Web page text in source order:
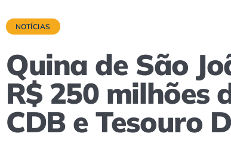
NOTÍCIAS
Quina de São
R$ 250 milhões
CDB e Tesouro